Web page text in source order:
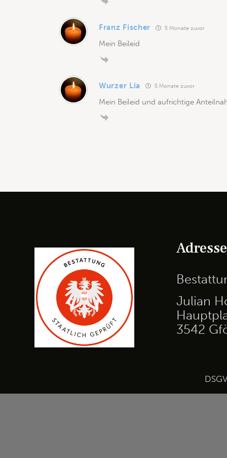
Franz Fischer 5 Monate zuvor
Mein Beileid
Wurzer Lia 5 Monate zuvor
Mein Beileid und aufrichtige
Adresse
Julian
3542